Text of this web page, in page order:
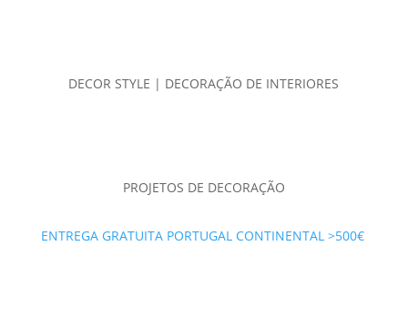
DECOR STYLE | DECORAÇÃO DE INTERIORES
PROJETOS DE DECORAÇÃO
ENTREGA GRATUITA PORTUGAL CONTINENTAL >500€